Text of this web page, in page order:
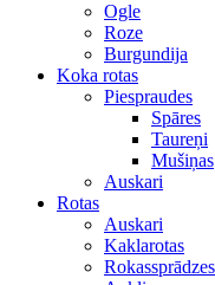
Ogle
Roze
Burgundija
Koka rotas
Piespraudes
Spāres
Taureņi
Mušiņas
Auskari
Rotas
Auskari
Kaklarotas
Rokassprādzes